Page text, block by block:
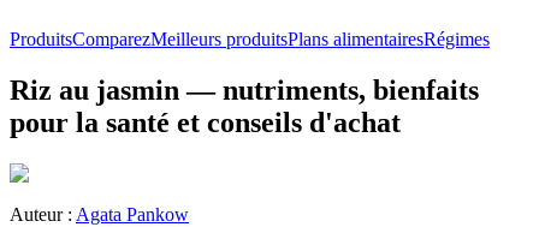
ProduitsComparezMeilleurs produitsPlans alimentairesRégimes
Riz au jasmin — nutriments, bienfaits
pour la santé et conseils d'achat
Auteur : Agata Pankow